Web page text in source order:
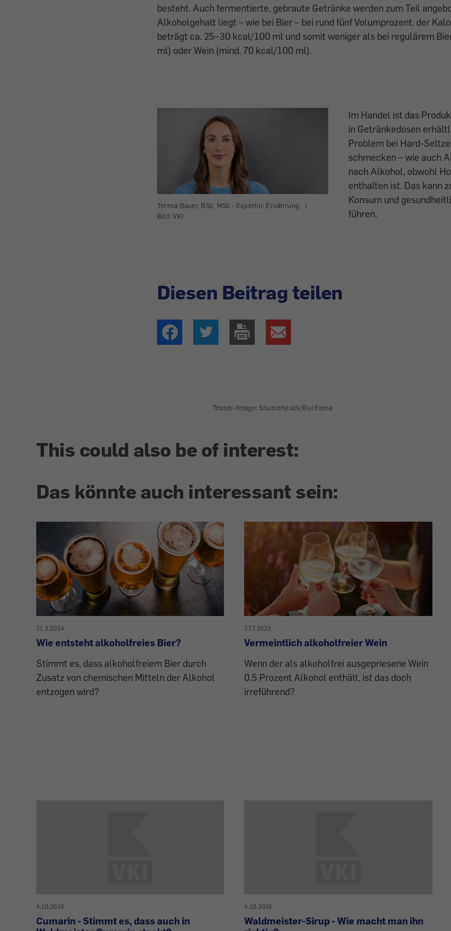
besteht. Auch fermentierte, gebraute Getränke werden zum Teil
Alkoholgehalt liegt – wie bei Bier – bei rund fünf Volumprozent, der
beträgt ca. 25–30 kcal/100 ml und somit weniger als bei regulärem
ml) oder Wein (mind. 70 kcal/100 ml).
Teresa Bauer, BSc, MSc - Expertin: Ernährung
|
Bild: VKI
Im Handel ist das
in Getränkedosen
Problem bei Hard-
schmecken – wie auch
nach Alkohol, obwohl
enthalten ist. Das kann
Konsum und
führen.
Diesen Beitrag teilen
Teaser-Image: Shutterstock/Rui Elena
This could also be of interest:
Das könnte auch interessant sein:
21.3.2024
Wie entsteht alkoholfreies Bier?
Stimmt es, dass alkoholfreiem Bier durch
Zusatz von chemischen Mitteln der Alkohol
entzogen wird?
27.7.2023
Vermeintlich alkoholfreier Wein
Wenn der als alkoholfrei ausgepriesene Wein
0,5 Prozent Alkohol enthält, ist das doch
irreführend?
4.10.2018
Cumarin - Stimmt es, dass auch in
4.10.2018
Waldmeister-Sirup - Wie macht man ihn